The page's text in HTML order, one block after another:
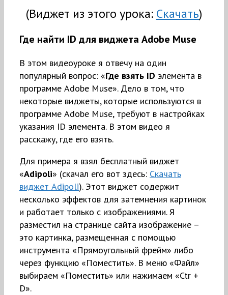
(Виджет из этого урока: Скачать)
Где найти ID для виджета Adobe Muse
В этом видеоуроке я отвечу на один
популярный вопрос: «Где взять ID элемента в
программе Adobe Muse». Дело в том, что
некоторые виджеты, которые используются в
программе Adobe Muse, требуют в настройках
указания ID элемента. В этом видео я
расскажу, где его взять.
Для примера я взял бесплатный виджет
«Adipoli» (скачал его вот здесь: Скачать
виджет Adipoli). Этот виджет содержит
несколько эффектов для затемнения картинок
и работает только с изображениями. Я
разместил на странице сайта изображение –
это картинка, размещенная с помощью
инструмента «Прямоугольный фрейм» либо
через функцию «Поместить». В меню «Файл»
выбираем «Поместить» или нажимаем «Ctr +
D».